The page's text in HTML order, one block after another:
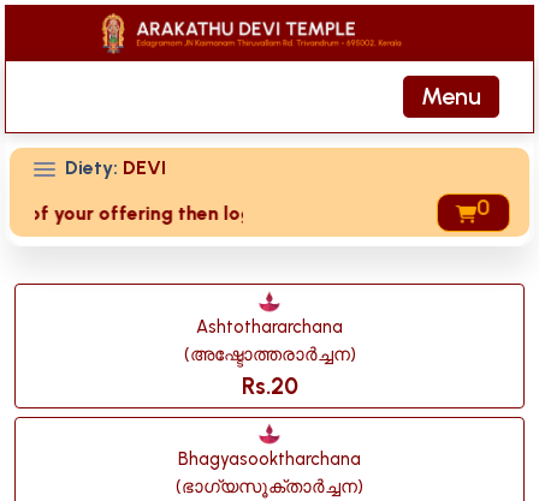
Menu
Diety: DEVI
offering then login to site then choose 'My Account'
0
Ashtothararchana
(അഷ്ടോത്തരാർച്ചന)
Rs.20
Bhagyasooktharchana
(ഭാഗ്യസൂക്താർച്ചന)